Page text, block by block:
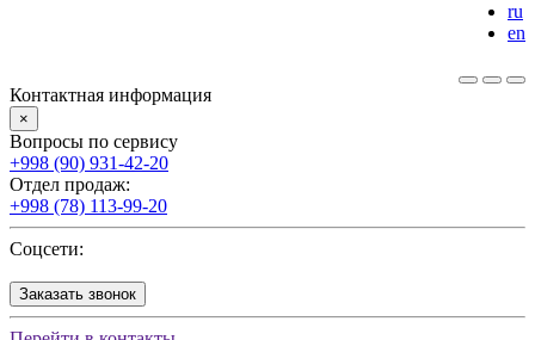
ru
en
Контактная информация
×
Вопросы по сервису
+998 (90) 931-42-20
Отдел продаж:
+998 (78) 113-99-20
Соцсети:
Заказать звонок